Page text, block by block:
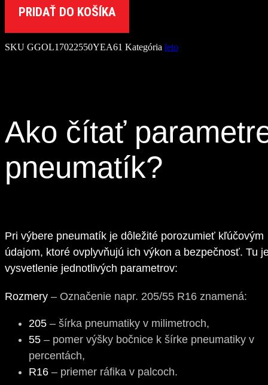
R17
ASYMMETRIC
PRIDAŤ DO KOŠÍKA
SKU GGOL17022550YEA61 Kategória leto
Ako čítať
pneumatík?
Pri výbere pneumatík je dôležité porozumieť kľúčovým
údajom, ktoré ovplyvňujú ich výkon a bezpečnosť. Tu
vysvetlenie jednotlivých parametrov:
Rozmery – Označenie napr. 205/55 R16 znamená:
205 – šírka pneumatiky v milimetroch,
55 – pomer výšky bočnice k šírke pneumatiky v
percentách,
R16 – priemer ráfika v palcoch.